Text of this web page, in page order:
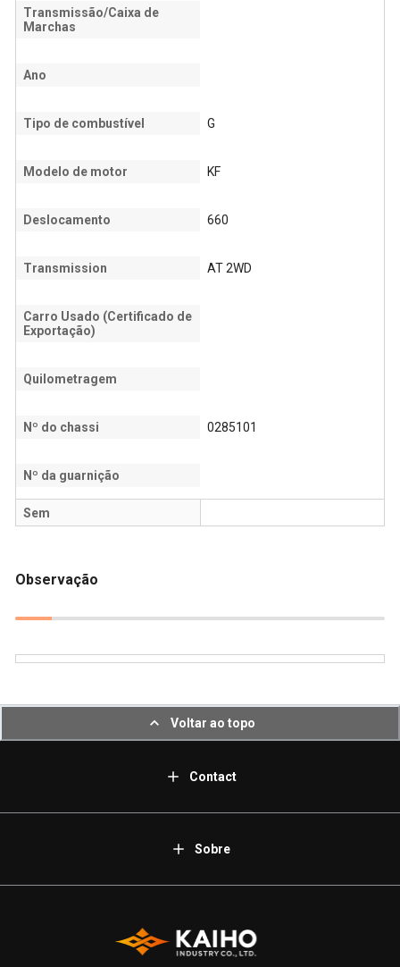
Transmissão/Caixa de
Marchas
Ano
Tipo de combustível G
Modelo de motor KF
Deslocamento 660
Transmission AT 2WD
Carro Usado (Certificado de
Exportação)
Quilometragem
Nº do chassi 0285101
Nº da guarnição
Sem
Observação
Voltar ao topo
Contact
Sobre